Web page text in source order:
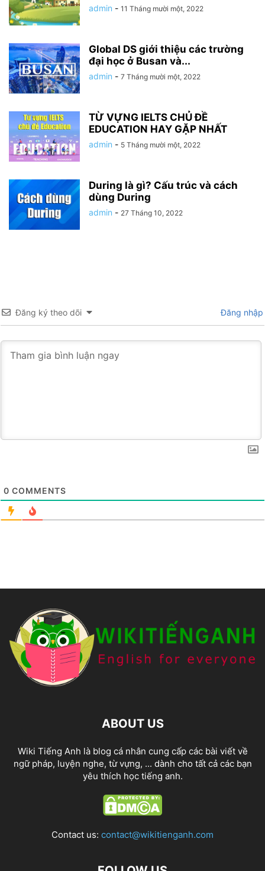
admin - 11 Tháng mười một, 2022
Global DS giới thiệu các trường
đại học ở Busan và...
admin - 7 Tháng mười một, 2022
TỪ VỰNG IELTS CHỦ ĐỀ
EDUCATION HAY GẶP NHẤT
admin - 5 Tháng mười một, 2022
During là gì? Cấu trúc và cách
dùng During
admin - 27 Tháng 10, 2022
Đăng ký theo dõi Đăng nhập
0 COMMENTS
ABOUT US
Wiki Tiếng Anh là blog cá nhân cung cấp các bài viết về
ngữ pháp, luyện nghe, từ vựng, ... dành cho tất cả các bạn
yêu thích học tiếng anh.
Contact us: contact@wikitienganh.com